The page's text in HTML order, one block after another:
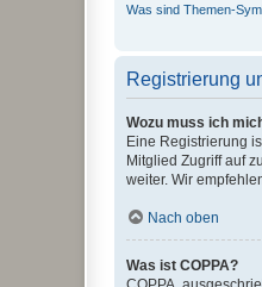
Was sind Themen-
Registrierung
Wozu muss ich
Eine Registrierung
Mitglied Zugriff auf
weiter. Wir
Nach oben
Was ist COPPA?